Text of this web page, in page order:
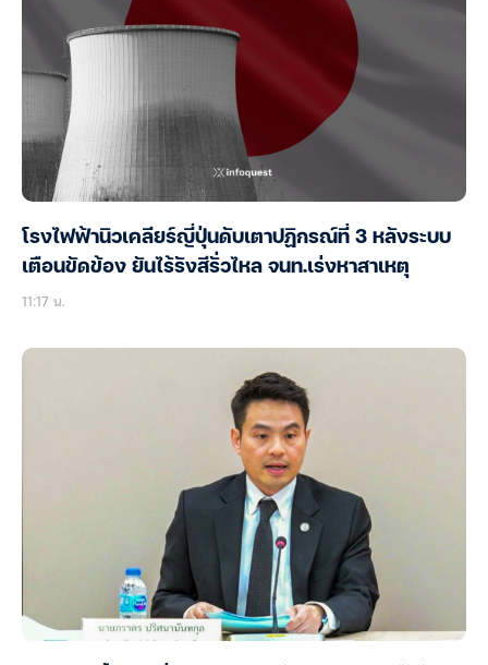
โรงไฟฟ้านิวเคลียร์ญี่ปุ่นดับเตาปฏิกรณ์ที่ 3 หลังระบบ
เตือนขัดข้อง ยันไร้รังสีรั่วไหล จนท.เร่งหาสาเหตุ
11:17 น.